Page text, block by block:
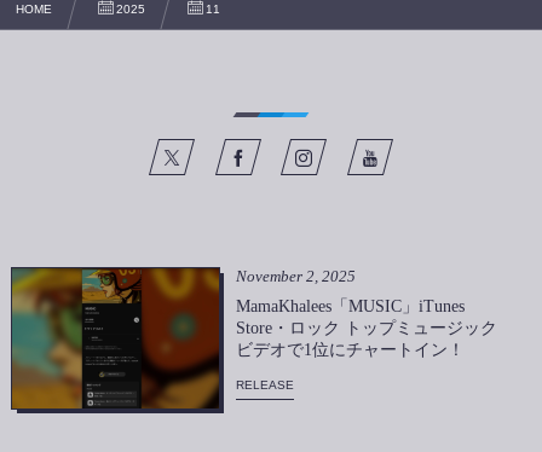
HOME 2025 11
November 2 ,2025
MamaKhalees「MUSIC」iTunes
Store・ロック トップミュージック
ビデオで1位にチャートイン！
RELEASE